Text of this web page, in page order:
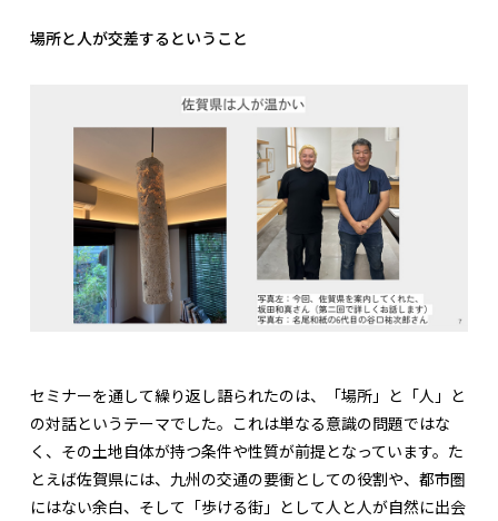
場所と人が交差するということ
セミナーを通して繰り返し語られたのは、「場所」と「人」と
の対話というテーマでした。これは単なる意識の問題ではな
く、その土地自体が持つ条件や性質が前提となっています。た
とえば佐賀県には、九州の交通の要衝としての役割や、都市圏
にはない余白、そして「歩ける街」として人と人が自然に出会